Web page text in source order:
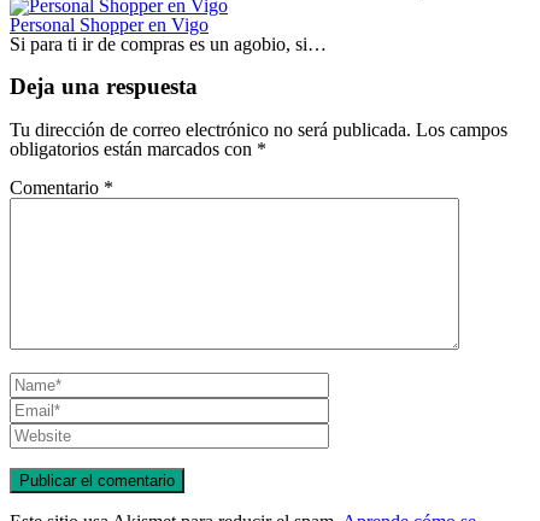
Personal Shopper en Vigo
Si para ti ir de compras es un agobio, si…
Deja una respuesta
Tu dirección de correo electrónico no será publicada. Los campos
obligatorios están marcados con *
Comentario *